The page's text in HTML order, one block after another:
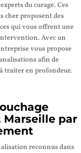
du curage. Ces
cher proposent des
qui vous offrent une
Avec un
vous propose
afin de
traiter en profondeur.
Marseille par
reconnus dans